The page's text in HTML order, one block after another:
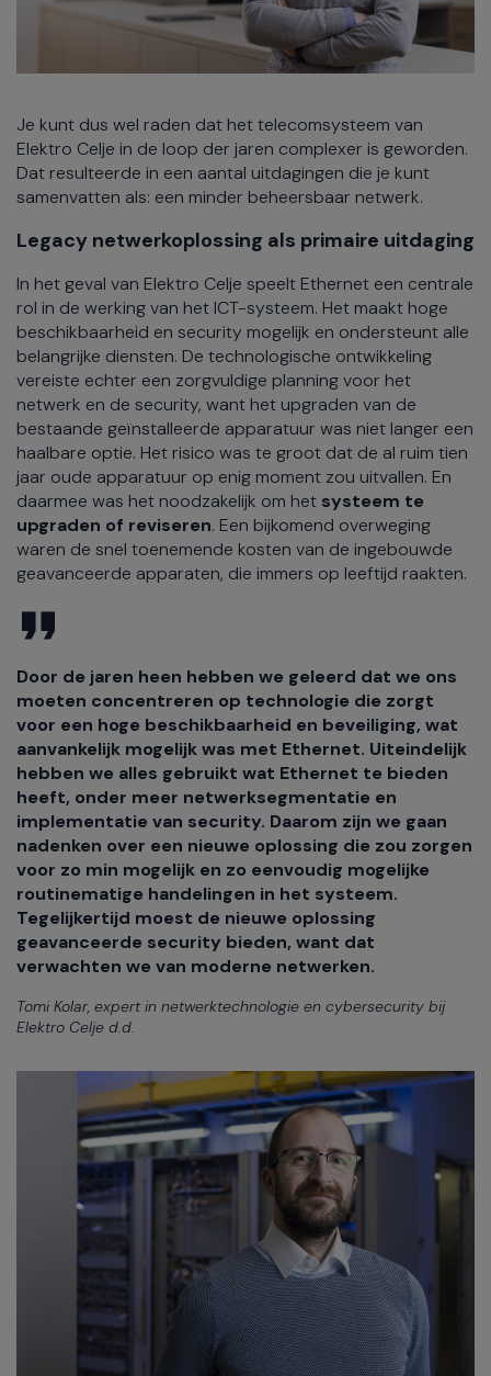
Je kunt dus wel raden dat het telecomsysteem van
Elektro Celje in de loop der jaren complexer is geworden.
Dat resulteerde in een aantal uitdagingen die je kunt
samenvatten als: een minder beheersbaar netwerk.
Legacy netwerkoplossing als primaire uitdaging
In het geval van Elektro Celje speelt Ethernet een centrale
rol in de werking van het ICT-systeem. Het maakt hoge
beschikbaarheid en security mogelijk en ondersteunt alle
belangrijke diensten. De technologische ontwikkeling
vereiste echter een zorgvuldige planning voor het
netwerk en de security, want het upgraden van de
bestaande geïnstalleerde apparatuur was niet langer een
haalbare optie. Het risico was te groot dat de al ruim tien
jaar oude apparatuur op enig moment zou uitvallen. En
daarmee was het noodzakelijk om het systeem te
upgraden of reviseren. Een bijkomend overweging
waren de snel toenemende kosten van de ingebouwde
geavanceerde apparaten, die immers op leeftijd raakten.
Door de jaren heen hebben we geleerd dat we ons
moeten concentreren op technologie die zorgt
voor een hoge beschikbaarheid en beveiliging, wat
aanvankelijk mogelijk was met Ethernet. Uiteindelijk
hebben we alles gebruikt wat Ethernet te bieden
heeft, onder meer netwerksegmentatie en
implementatie van security. Daarom zijn we gaan
nadenken over een nieuwe oplossing die zou zorgen
voor zo min mogelijk en zo eenvoudig mogelijke
routinematige handelingen in het systeem.
Tegelijkertijd moest de nieuwe oplossing
geavanceerde security bieden, want dat
verwachten we van moderne netwerken.
Tomi Kolar, expert in netwerktechnologie en cybersecurity bij
Elektro Celje d.d.